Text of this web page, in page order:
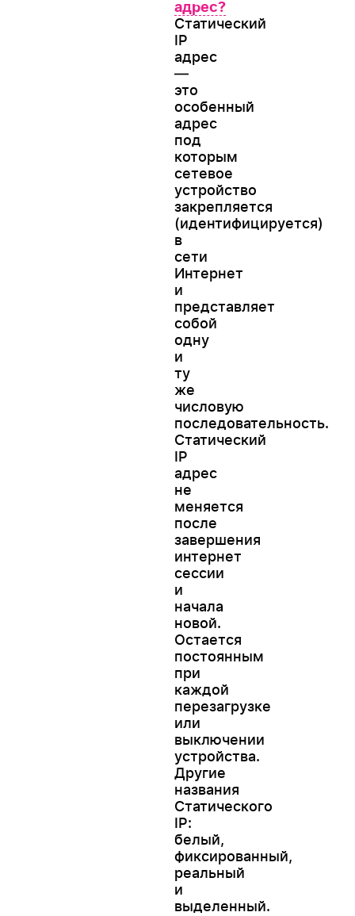
адрес?
Статический
IP
адрес
—
это
особенный
адрес
под
которым
сетевое
устройство
закрепляется
(идентифицируется)
в
сети
Интернет
и
представляет
собой
одну
и
ту
же
числовую
последовательность.
Статический
IP
адрес
не
меняется
после
завершения
интернет
сессии
и
начала
новой.
Остается
постоянным
при
каждой
перезагрузке
или
выключении
устройства.
Другие
названия
Статического
IP:
белый,
фиксированный,
реальный
и
выделенный.